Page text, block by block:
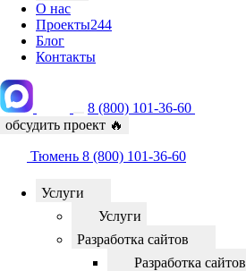
О нас
Проекты244
Блог
Контакты
8 (800) 101-36-60
обсудить проект 🔥
Тюмень 8 (800) 101-36-60
Услуги
Услуги
Разработка сайтов
Разработка сайтов